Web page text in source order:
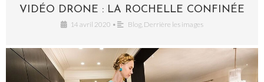
VIDÉO DRONE : LA ROCHELLE CONFINÉE
14 avril 2020 • Blog, Derrière les images